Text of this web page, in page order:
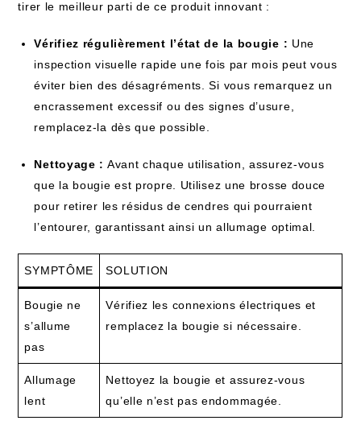
tirer le meilleur parti de ce produit innovant :
Vérifiez régulièrement l’état de la bougie : Une
inspection visuelle rapide une fois par mois peut vous
éviter bien des désagréments. Si vous remarquez un
encrassement excessif ou des signes d’usure,
remplacez-la dès que possible.
Nettoyage : Avant chaque utilisation, assurez-vous
que la bougie est propre. Utilisez une brosse douce
pour retirer les résidus de cendres qui pourraient
l’entourer, garantissant ainsi un allumage optimal.
SYMPTÔME SOLUTION
Bougie ne
s’allume
pas
Vérifiez les connexions électriques et
remplacez la bougie si nécessaire.
Allumage
lent
Nettoyez la bougie et assurez-vous
qu’elle n’est pas endommagée.